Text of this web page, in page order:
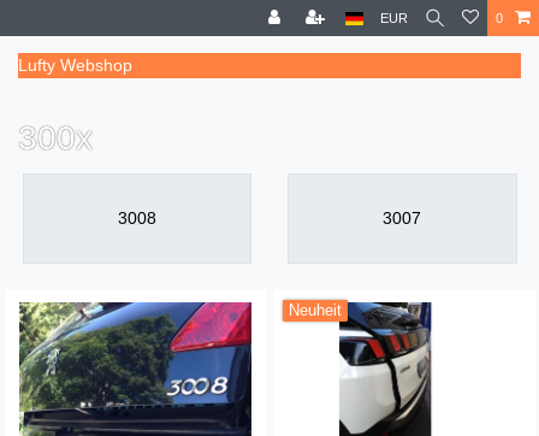
EUR 0
Lufty Webshop
300x
3008 3007
Neuheit